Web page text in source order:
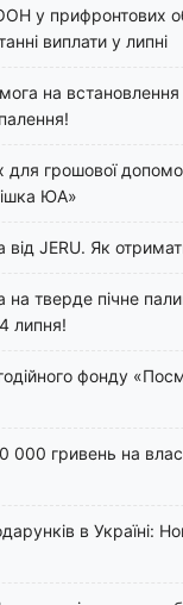
у прифронтових
виплати у липні
на встановлення
для грошової
ЮА»
JERU. Як
тверде пічне
липня!
фонду
000 гривень на
в Україні: